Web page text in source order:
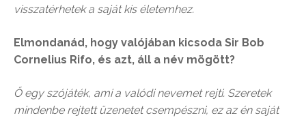
visszatérhetek a saját kis életemhez.
Elmondanád, hogy valójában kicsoda Sir Bob
Cornelius Rifo, és azt, áll a név mögött?
Ő egy szójáték, ami a valódi nevemet rejti. Szeretek
mindenbe rejtett üzenetet csempészni, ez az én saját